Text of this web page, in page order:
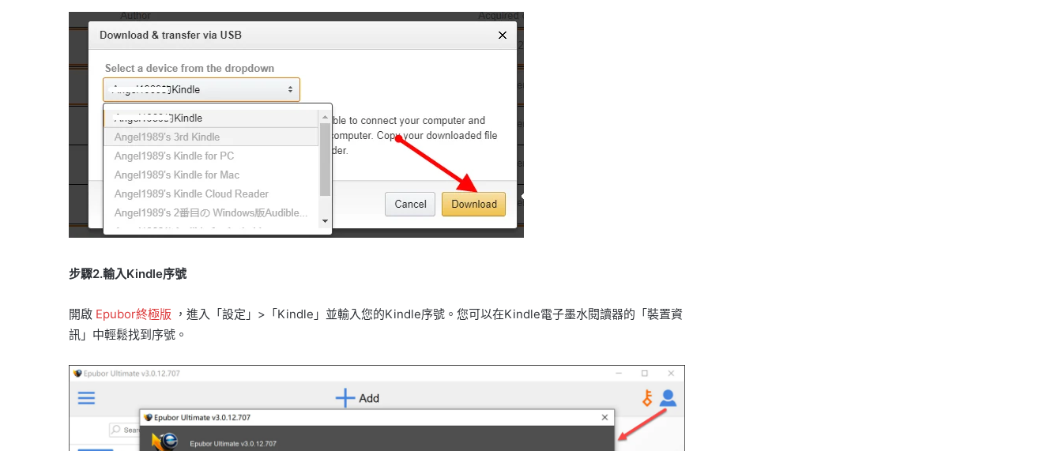
步驟2.輸入Kindle序號
開啟 Epubor終極版 ，進入「設定」>「Kindle」並輸入您的Kindle序號。您可以在Kindle電子墨水閱讀器的「裝置資
訊」中輕鬆找到序號。